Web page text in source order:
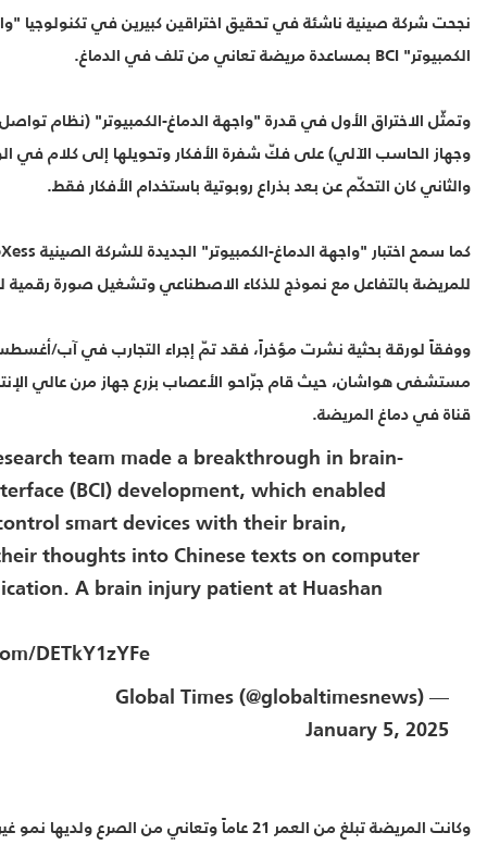
نجحت شركة صينية ناشئة في تحقيق اختراقين كبيرين في تكنولوجيا
الكمبيوتر" BCI بمساعدة مريضة تعاني من تلف في الدماغ.
وتمثّل الاختراق الأول في قدرة "واجهة الدماغ-الكمبيوتر" (نظام
وجهاز الحاسب الآلي) على فكّ شفرة الأفكار وتحويلها إلى كلام في
والثاني كان التحكّم عن بعد بذراع روبوتية باستخدام الأفكار فقط.
للمريضة بالتفاعل مع نموذج للذكاء الاصطناعي وتشغيل صورة رقمية
قناة في دماغ المريضة.
team made a breakthrough in brain-
(BCI) development, which enabled
smart devices with their brain,
thoughts into Chinese texts on computer
A brain injury patient at Huashan
DETkY1zYFe
— Global Times (@globaltimesnews)
January 5, 2025
وكانت المريضة تبلغ من العمر 21 عاماً وتعاني من